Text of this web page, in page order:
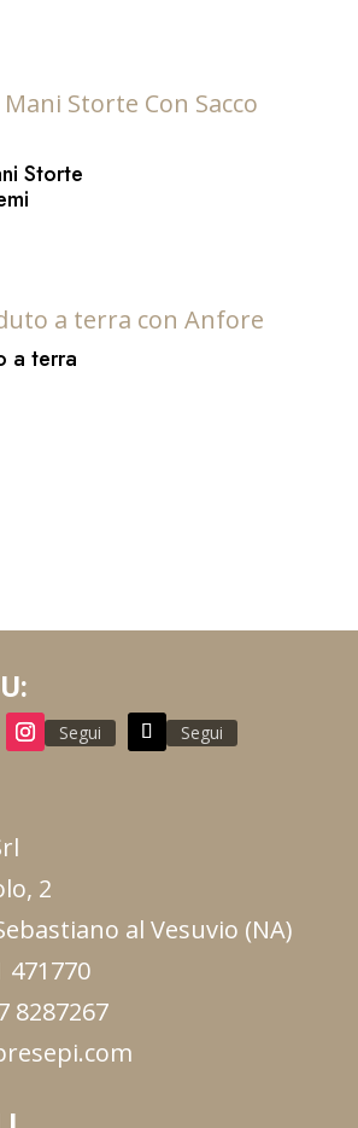
Storte
a terra
Segui Segui
2
al Vesuvio (NA)
471770
8287267